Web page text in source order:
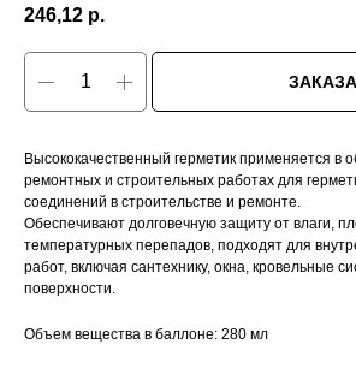
246,12 р.
Высококачественный герметик применяется в
ремонтных и строительных работах для
соединений в строительстве и ремонте.
Обеспечивают долговечную защиту от влаги,
температурных перепадов, подходят для
работ, включая сантехнику, окна, кровельные
поверхности.
Объем вещества в баллоне: 280 мл